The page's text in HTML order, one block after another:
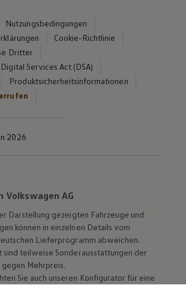
Nutzungsbedingungen
Cookie-Richtlinie
Dritter
Services Act (DSA)
Produktsicherheitsinformationen
2026
Volkswagen AG
Darstellung gezeigten Fahrzeuge und
können in einzelnen Details vom
Lieferprogramm abweichen.
sind teilweise Sonderausstattungen der
gegen Mehrpreis.
Sie auch unseren Konfigurator für eine